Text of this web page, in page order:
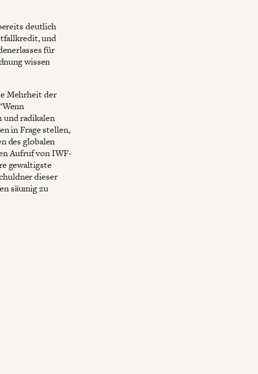
deutlich
und
für
wissen
Mehrheit der
und radikalen
in Frage stellen,
des globalen
Aufruf von IWF-
gewaltigste
dieser
säumig zu